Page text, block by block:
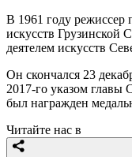
В 1961 году режиссер
искусств Грузинской
деятелем искусств
Он скончался 23
2017-го указом главы
был награжден
Читайте нас в